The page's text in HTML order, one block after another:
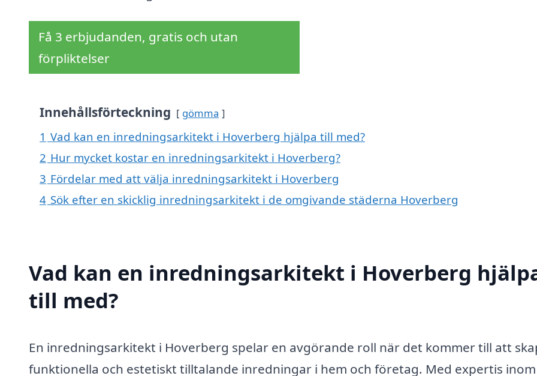
Få 3 erbjudanden, gratis och utan
förpliktelser
Innehållsförteckning gömma
1 Vad kan en inredningsarkitekt i Hoverberg hjälpa till med?
2 Hur mycket kostar en inredningsarkitekt i Hoverberg?
3 Fördelar med att välja inredningsarkitekt i Hoverberg
4 Sök efter en skicklig inredningsarkitekt i de omgivande städerna Hoverberg
Vad kan en inredningsarkitekt i Hoverberg
till med?
En inredningsarkitekt i Hoverberg spelar en avgörande roll när det kommer till att
funktionella och estetiskt tilltalande inredningar i hem och företag. Med expertis inom